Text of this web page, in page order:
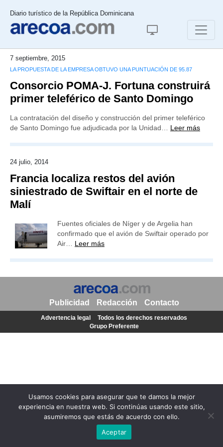
Diario turístico de la República Dominicana
7 septiembre, 2015
LA PROPUESTA DE LA EMPRESA OBTUVO UNA PUNTUACIÓN DE 95.87
Consorcio POMA-J. Fortuna construirá
primer teleférico de Santo Domingo
La contratación del diseño y construcción del primer teleférico
de Santo Domingo fue adjudicada por la Unidad… Leer más
24 julio, 2014
Francia localiza restos del avión
siniestrado de Swiftair en el norte de
Malí
Fuentes oficiales de Níger y de Argelia han
confirmado que el avión de Swiftair operado por
Air… Leer más
Usamos cookies para asegurar que te damos la mejor
experiencia en nuestra web. Si continúas usando este sitio,
asumiremos que estás de acuerdo con ello.
Aceptar
Publicidad Redacción Contacto
Advertencia legal
Todos los derechos reservados
Grupo Preferente